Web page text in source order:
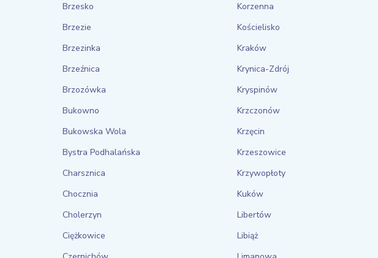
Brzesko
Brzezie
Brzezinka
Brzeźnica
Brzozówka
Bukowno
Bukowska Wola
Bystra Podhalańska
Charsznica
Chocznia
Cholerzyn
Ciężkowice
Korzenna
Kościelisko
Kraków
Krynica-Zdrój
Kryspinów
Krzczonów
Krzęcin
Krzeszowice
Krzywopłoty
Kuków
Libertów
Libiąż